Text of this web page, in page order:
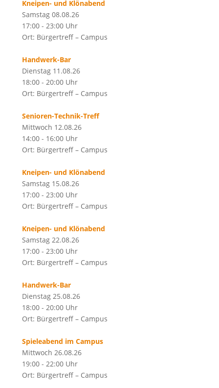
Kneipen- und Klönabend
Samstag 08.08.26
17:00 - 23:00 Uhr
Ort: Bürgertreff – Campus
Handwerk-Bar
Dienstag 11.08.26
18:00 - 20:00 Uhr
Ort: Bürgertreff – Campus
Senioren-Technik-Treff
Mittwoch 12.08.26
14:00 - 16:00 Uhr
Ort: Bürgertreff – Campus
Kneipen- und Klönabend
Samstag 15.08.26
17:00 - 23:00 Uhr
Ort: Bürgertreff – Campus
Kneipen- und Klönabend
Samstag 22.08.26
17:00 - 23:00 Uhr
Ort: Bürgertreff – Campus
Handwerk-Bar
Dienstag 25.08.26
18:00 - 20:00 Uhr
Ort: Bürgertreff – Campus
Spieleabend im Campus
Mittwoch 26.08.26
19:00 - 22:00 Uhr
Ort: Bürgertreff – Campus